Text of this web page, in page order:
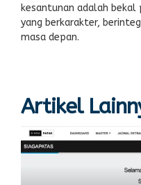
kesantunan adalah bekal
yang berkarakter,
masa depan.
Artikel